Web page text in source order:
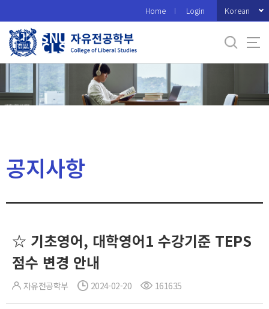
로
메
Home Login Korean
공지사항
☆ 기초영어, 대학영어1 수강기준 TEPS
점수 변경 안내
자유전공학부 2024-02-20 161635